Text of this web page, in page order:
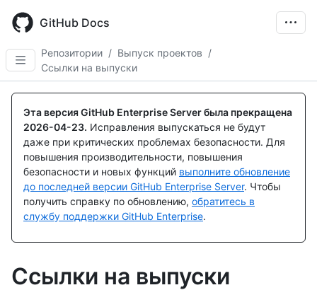
main
content
GitHub Docs
Репозитории / Выпуск проектов /
Ссылки на выпуски
Эта версия GitHub Enterprise Server была прекращена
2026-04-23. Исправления выпускаться не будут
даже при критических проблемах безопасности. Для
повышения производительности, повышения
безопасности и новых функций выполните обновление
до последней версии GitHub Enterprise Server. Чтобы
получить справку по обновлению, обратитесь в
службу поддержки GitHub Enterprise.
Ссылки на выпуски